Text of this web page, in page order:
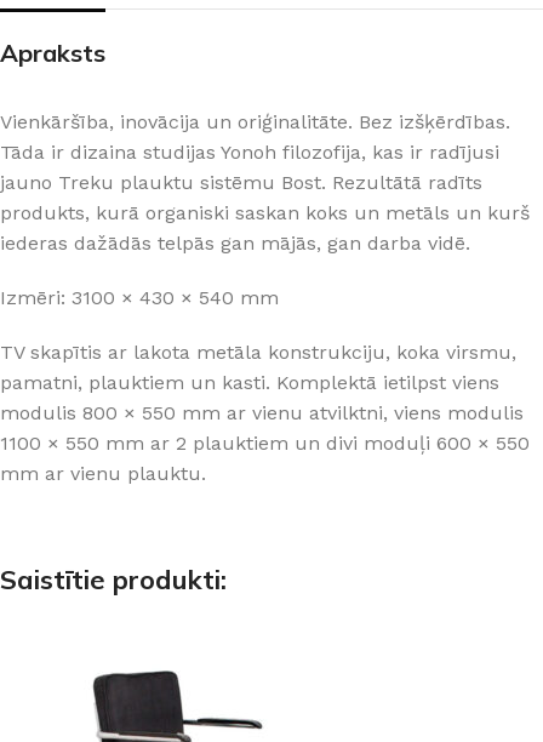
Apraksts
Vienkāršība, inovācija un oriģinalitāte. Bez izšķērdības.
Tāda ir dizaina studijas Yonoh filozofija, kas ir radījusi
jauno Treku plauktu sistēmu Bost. Rezultātā radīts
produkts, kurā organiski saskan koks un metāls un kurš
iederas dažādās telpās gan mājās, gan darba vidē.
Izmēri: 3100 × 430 × 540 mm
TV skapītis ar lakota metāla konstrukciju, koka virsmu,
pamatni, plauktiem un kasti. Komplektā ietilpst viens
modulis 800 × 550 mm ar vienu atvilktni, viens modulis
1100 × 550 mm ar 2 plauktiem un divi moduļi 600 × 550
mm ar vienu plauktu.
Saistītie produkti: